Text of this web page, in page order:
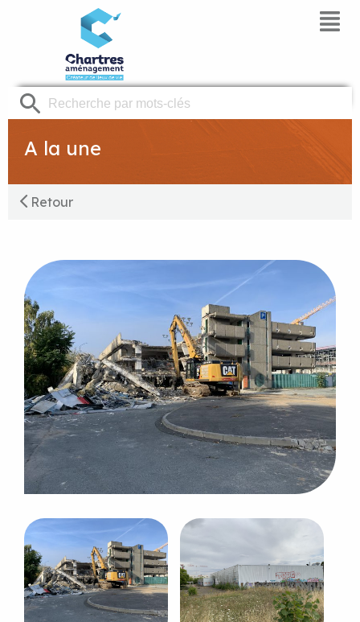
A la une
Retour
Panneau de gestion des cookies